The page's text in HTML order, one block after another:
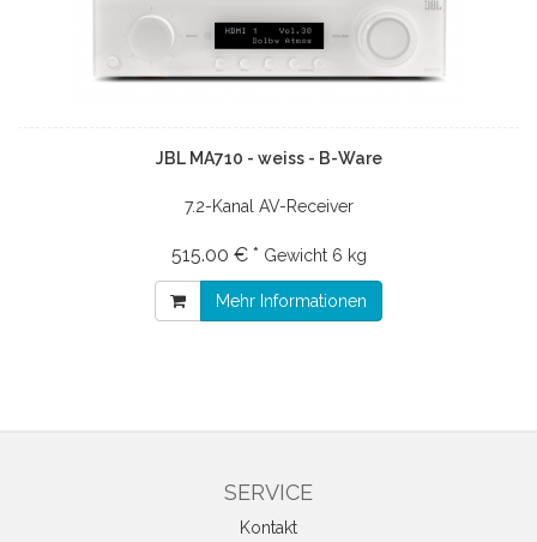
JBL MA710 - weiss - B-Ware
7.2-Kanal AV-Receiver
515.00 € * Gewicht 6 kg
Mehr Informationen
SERVICE
Kontakt